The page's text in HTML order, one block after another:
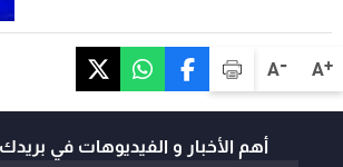
A+
A-
أهم الأخبار و الفيديوهات في بريدك